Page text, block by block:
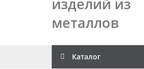
Каталог